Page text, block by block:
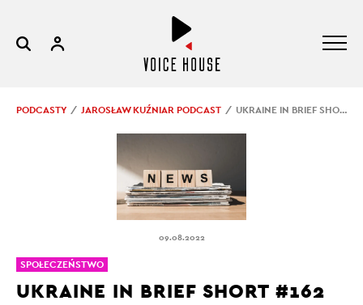
PODCASTY JAROSŁAW KUŹNIAR PODCAST UKRAINE IN BRIEF SHORT #162
09.08.2022
UKRAINE IN BRIEF SHORT #162
SPOŁECZEŃSTWO